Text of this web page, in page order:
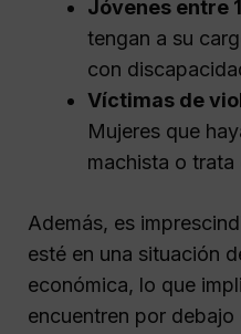
Jóvenes entre
tengan a su
con
Víctimas de
Mujeres que
machista o trata
Además, es
esté en una situación
económica, lo que
encuentren por